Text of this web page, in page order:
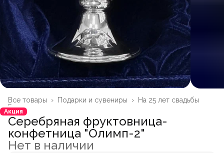
На 25 лет свадьбы
Подарки и сувениры ›
Все товары
›
Главная
Акция
Серебряная фруктовница-
конфетница "Олимп-2"
Нет в наличии